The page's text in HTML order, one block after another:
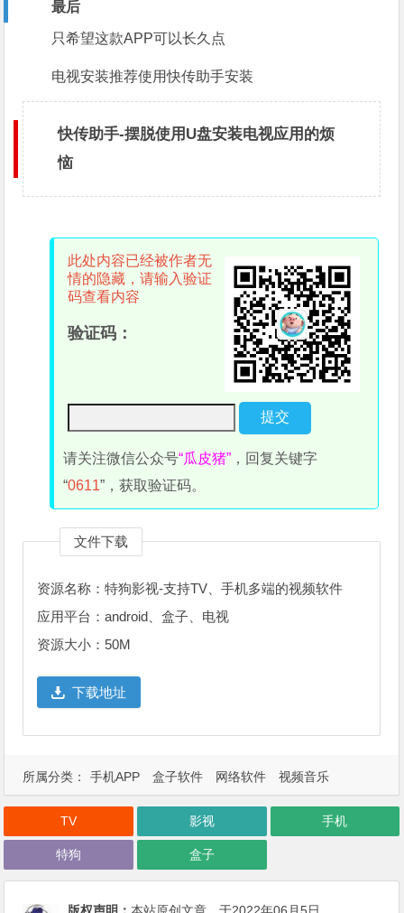
最后
只希望这款APP可以长久点
电视安装推荐使用快传助手安装
快传助手-摆脱使用U盘安装电视应用的烦
恼
此处内容已经被作者无
情的隐藏，请输入验证
码查看内容
验证码：
请关注微信公众号“瓜皮猪” ，回复关键字
“0611”，获取验证码。
文件下载
资源名称：特狗影视-支持TV、手机多端的视频软件
应用平台：android、盒子、电视
资源大小：50M
下载地址
所属分类： 手机APP 盒子软件 网络软件 视频音乐
TV 影视 手机
特狗 盒子
版权声明：本站原创文章，于2022年06月5日